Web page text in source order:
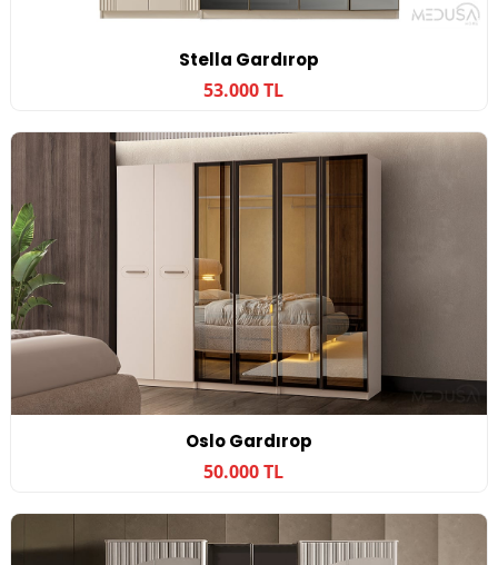
Stella Gardırop
53.000 TL
Oslo Gardırop
50.000 TL